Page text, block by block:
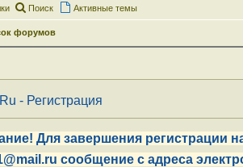
Поиск Активные темы
форумов
- Регистрация
Для завершения регистрации
сообщение с адреса